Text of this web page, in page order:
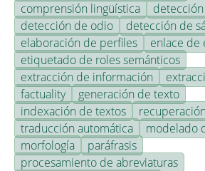
comprensión lingüística
detección de odio
detección de
elaboración de perfiles
enlace de
etiquetado de roles semánticos
extracción de información
factuality
generación de texto
indexación de textos
traducción automática
modelado
morfología
paráfrasis
procesamiento de abreviaturas